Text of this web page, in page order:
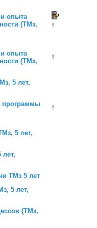
опыта
(ТМз,
опыта
(ТМз,
5 лет,
программы
5 лет,
ТМз 5 лет
5 лет,
(ТМз,